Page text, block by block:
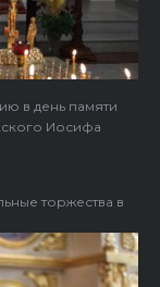
в день памяти
Иосифа
торжества в